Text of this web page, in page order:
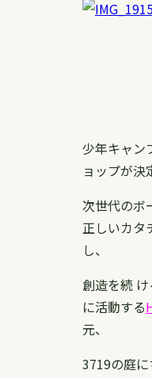
少年キャン
ョップが決
次世代のボ
正しいカタ
し、
創造を続
に活動する
元、
3719の庭